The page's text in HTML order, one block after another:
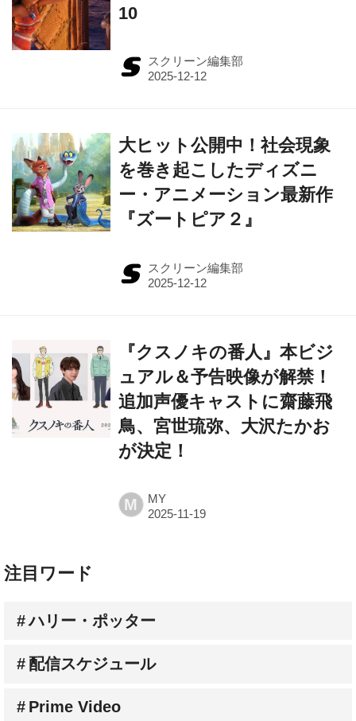
10
スクリーン編集部
大ヒット公開中！社会現象
を巻き起こしたディズニ
ー・アニメーション最新作
『ズートピア２』
スクリーン編集部
『クスノキの番人』本ビジ
ュアル＆予告映像が解禁！
追加声優キャストに齋藤飛
鳥、宮世琉弥、大沢たかお
が決定！
M MY
注目ワード
ハリー・ポッター
配信スケジュール
Prime Video